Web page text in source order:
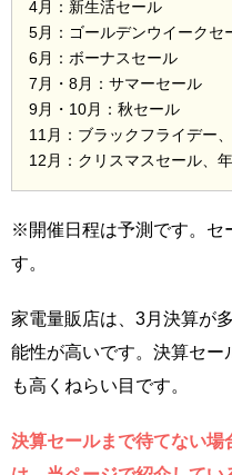
4月：新生活セール
5月：ゴールデンウイークセ
6月：ボーナスセール
7月・8月：サマーセール
9月・10月：秋セール
11月：ブラックフライデー
12月：クリスマスセール、
※開催日程は予測です。セ
す。
家電量販店は、3月決算が
能性が高いです。決算セ
も高くねらい目です。
決算セールまで待てない